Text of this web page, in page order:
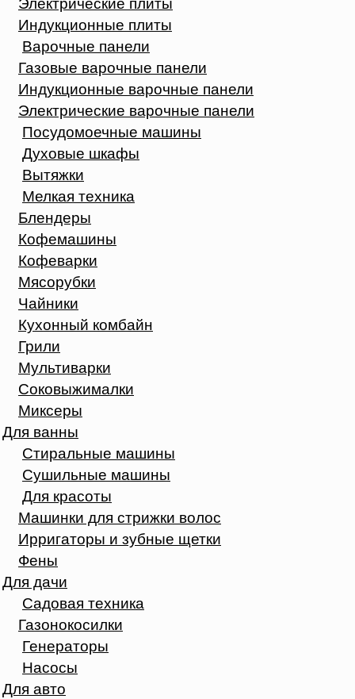
Индукционные плиты
Варочные панели
Газовые варочные панели
Индукционные варочные панели
Электрические варочные панели
Посудомоечные машины
Духовые шкафы
Вытяжки
Мелкая техника
Блендеры
Кофемашины
Кофеварки
Мясорубки
Чайники
Кухонный комбайн
Грили
Мультиварки
Соковыжималки
Миксеры
Для ванны
Стиральные машины
Сушильные машины
Для красоты
Машинки для стрижки волос
Ирригаторы и зубные щетки
Фены
Для дачи
Садовая техника
Газонокосилки
Генераторы
Насосы
Для авто